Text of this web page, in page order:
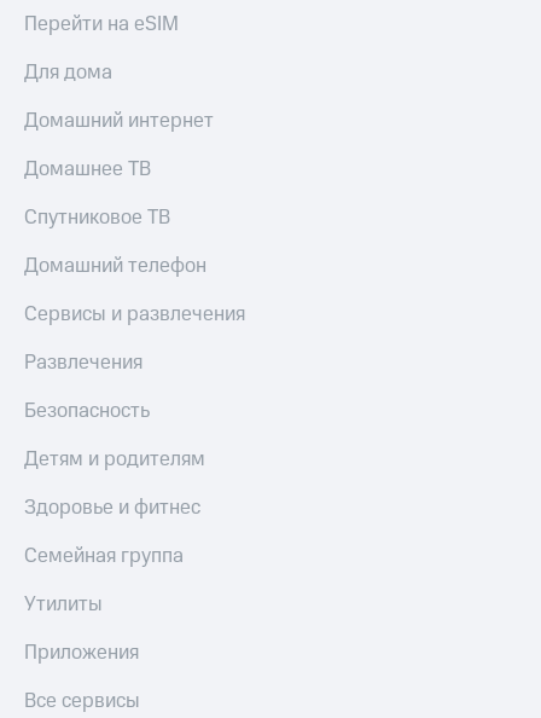
Перейти на eSIM
Для дома
Домашний интернет
Домашнее ТВ
Спутниковое ТВ
Домашний телефон
Сервисы и развлечения
Развлечения
Безопасность
Детям и родителям
Здоровье и фитнес
Семейная группа
Утилиты
Приложения
Все сервисы